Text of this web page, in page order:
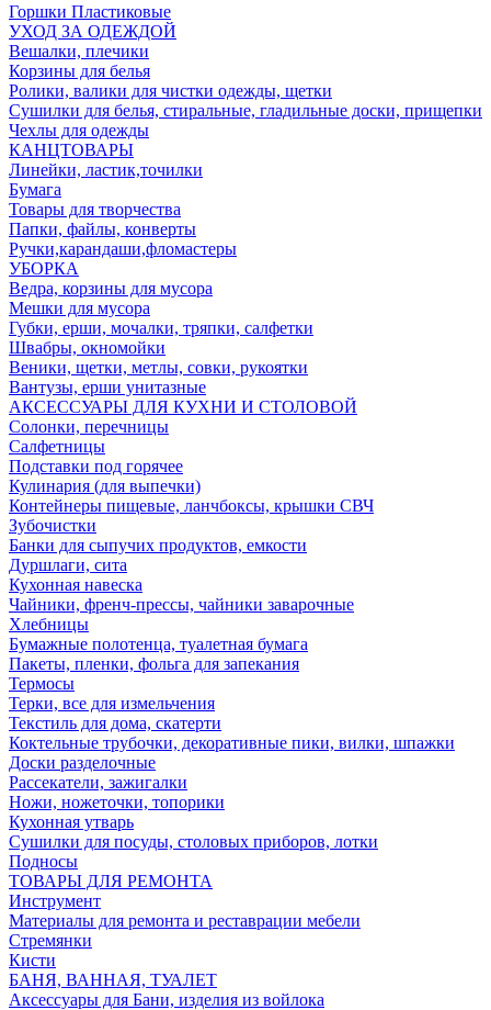
Горшки Пластиковые
УХОД ЗА ОДЕЖДОЙ
Вешалки, плечики
Корзины для белья
Ролики, валики для чистки одежды, щетки
Сушилки для белья, стиральные, гладильные доски, прищепки
Чехлы для одежды
КАНЦТОВАРЫ
Линейки, ластик,точилки
Бумага
Товары для творчества
Папки, файлы, конверты
Ручки,карандаши,фломастеры
УБОРКА
Ведра, корзины для мусора
Мешки для мусора
Губки, ерши, мочалки, тряпки, салфетки
Швабры, окномойки
Веники, щетки, метлы, совки, рукоятки
Вантузы, ерши унитазные
АКСЕССУАРЫ ДЛЯ КУХНИ И СТОЛОВОЙ
Солонки, перечницы
Салфетницы
Подставки под горячее
Кулинария (для выпечки)
Контейнеры пищевые, ланчбоксы, крышки СВЧ
Зубочистки
Банки для сыпучих продуктов, емкости
Дуршлаги, сита
Кухонная навеска
Чайники, френч-прессы, чайники заварочные
Хлебницы
Бумажные полотенца, туалетная бумага
Пакеты, пленки, фольга для запекания
Термосы
Терки, все для измельчения
Текстиль для дома, скатерти
Коктельные трубочки, декоративные пики, вилки, шпажки
Доски разделочные
Рассекатели, зажигалки
Ножи, ножеточки, топорики
Кухонная утварь
Сушилки для посуды, столовых приборов, лотки
Подносы
ТОВАРЫ ДЛЯ РЕМОНТА
Инструмент
Материалы для ремонта и реставрации мебели
Стремянки
Кисти
БАНЯ, ВАННАЯ, ТУАЛЕТ
Аксессуары для Бани, изделия из войлока